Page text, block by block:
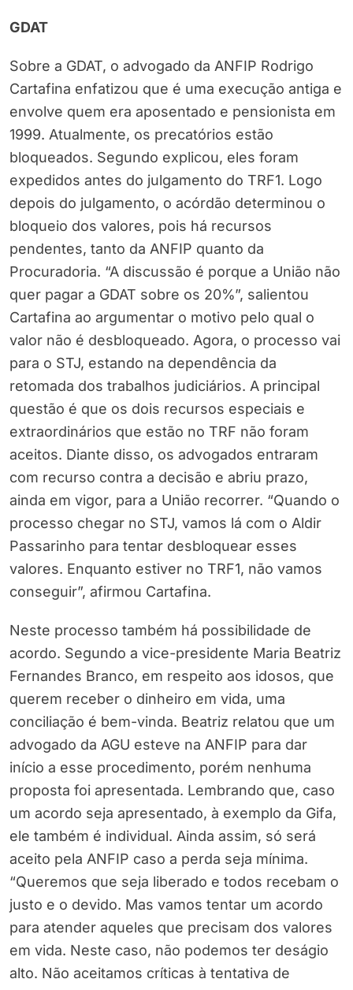
GDAT
Sobre a GDAT, o advogado da ANFIP Rodrigo
Cartafina enfatizou que é uma execução antiga e
envolve quem era aposentado e pensionista em
1999. Atualmente, os precatórios estão
bloqueados. Segundo explicou, eles foram
expedidos antes do julgamento do TRF1. Logo
depois do julgamento, o acórdão determinou o
bloqueio dos valores, pois há recursos
pendentes, tanto da ANFIP quanto da
Procuradoria. “A discussão é porque a União não
quer pagar a GDAT sobre os 20%”, salientou
Cartafina ao argumentar o motivo pelo qual o
valor não é desbloqueado. Agora, o processo vai
para o STJ, estando na dependência da
retomada dos trabalhos judiciários. A principal
questão é que os dois recursos especiais e
extraordinários que estão no TRF não foram
aceitos. Diante disso, os advogados entraram
com recurso contra a decisão e abriu prazo,
ainda em vigor, para a União recorrer. “Quando o
processo chegar no STJ, vamos lá com o Aldir
Passarinho para tentar desbloquear esses
valores. Enquanto estiver no TRF1, não vamos
conseguir”, afirmou Cartafina.
Neste processo também há possibilidade de
acordo. Segundo a vice-presidente Maria Beatriz
Fernandes Branco, em respeito aos idosos, que
querem receber o dinheiro em vida, uma
conciliação é bem-vinda. Beatriz relatou que um
advogado da AGU esteve na ANFIP para dar
início a esse procedimento, porém nenhuma
proposta foi apresentada. Lembrando que, caso
um acordo seja apresentado, à exemplo da Gifa,
ele também é individual. Ainda assim, só será
aceito pela ANFIP caso a perda seja mínima.
“Queremos que seja liberado e todos recebam o
justo e o devido. Mas vamos tentar um acordo
para atender aqueles que precisam dos valores
em vida. Neste caso, não podemos ter deságio
alto. Não aceitamos críticas à tentativa de